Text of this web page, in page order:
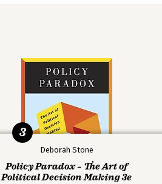
Deborah Stone
Policy Paradox – The Art of
Political Decision Making 3e
3